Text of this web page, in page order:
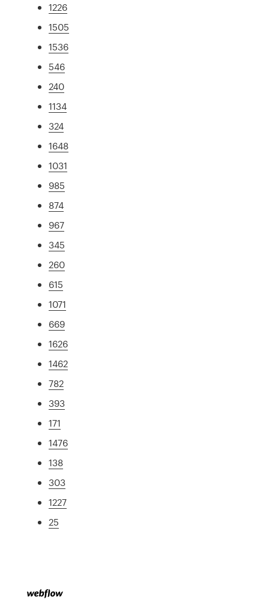
1226
1505
1536
546
240
1134
324
1648
1031
985
874
967
345
260
615
1071
669
1626
1462
782
393
171
1476
138
303
1227
25